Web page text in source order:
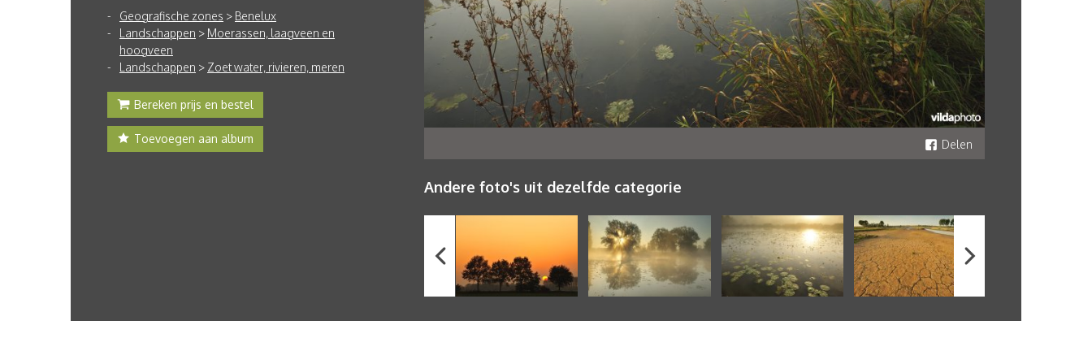
Geografische zones > Benelux
Landschappen > Moerassen, laagveen en
hoogveen
Landschappen > Zoet water, rivieren, meren
Bereken prijs en bestel
Toevoegen aan album Delen
Andere foto's uit dezelfde categorie